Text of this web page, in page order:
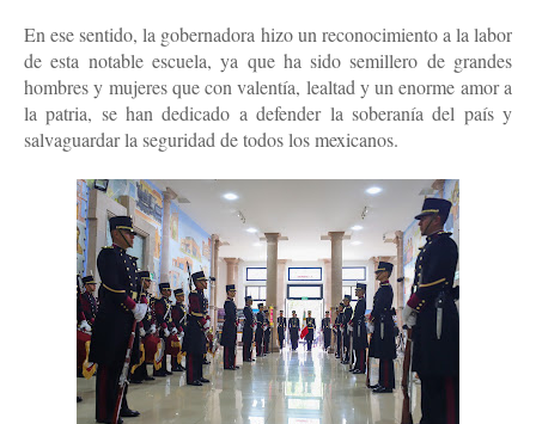
En ese sentido, la gobernadora hizo un reconocimiento a la labor
de esta notable escuela, ya que ha sido semillero de grandes
hombres y mujeres que con valentía, lealtad y un enorme amor a
la patria, se han dedicado a defender la soberanía del país y
salvaguardar la seguridad de todos los mexicanos.